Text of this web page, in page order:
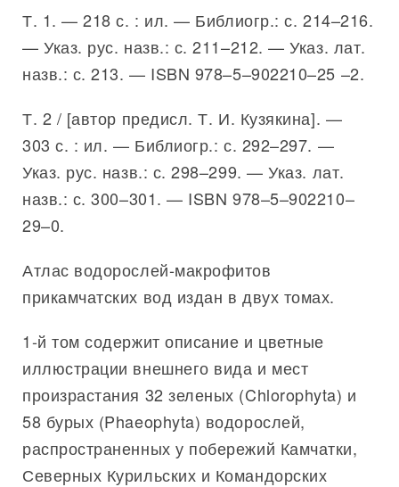
Т. 1. — 218 с. : ил. — Библиогр.: с. 214–216.
— Указ. рус. назв.: с. 211–212. — Указ. лат.
назв.: с. 213. — ISBN 978–5–902210–25 –2.
Т. 2 / [автор предисл. Т. И. Кузякина]. —
303 с. : ил. — Библиогр.: с. 292–297. —
Указ. рус. назв.: с. 298–299. — Указ. лат.
назв.: с. 300–301. — ISBN 978–5–902210–
29–0.
Атлас водорослей-макрофитов
прикамчатских вод издан в двух томах.
1-й том содержит описание и цветные
иллюстрации внешнего вида и мест
произрастания 32 зеленых (Chlorophyta) и
58 бурых (Phaeophyta) водорослей,
распространенных у побережий Камчатки,
Северных Курильских и Командорских